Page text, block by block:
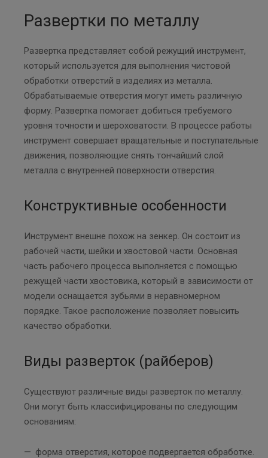
Развертки по металлу
Развертка представляет собой режущий инструмент,
который используется для выполнения чистовой
обработки отверстий в изделиях из металла.
Обрабатываемые отверстия могут иметь различную
форму. Развертка помогает добиться требуемого
уровня точности и шероховатости. В процессе работы
инструмент совершает вращательные и поступательные
движения, позволяющие снять тончайший слой
металла с внутренней поверхности отверстия.
Конструктивные особенности
Инструмент внешне похож на зенкер. Он состоит из
рабочей части, шейки и хвостовой части. Основная
часть рабочего процесса выполняется с помощью
режущей части хвостовика, который в зависимости от
модели оснащается зубьями в неравномерном
порядке. Такое расположение позволяет повысить
качество обработки.
Виды разверток (райберов)
Существуют различные виды разверток по металлу.
Они могут быть классифицированы по следующим
основаниям:
форма отверстия, которое подвергается обработке.